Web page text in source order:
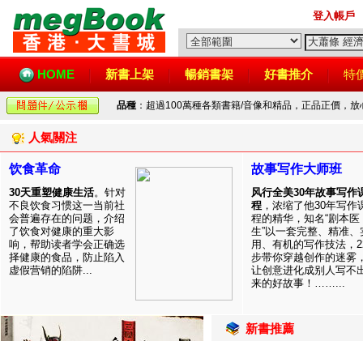
登入帳戶
HOME 新書上架 暢銷書架 好書推介 特
品種 ：超過100萬種各類書籍/音像和精品，正品正價，
人氣關注
饮食革命
30天重塑健康生活。针对
不良饮食习惯这一当前社
会普遍存在的问题，介绍
了饮食对健康的重大影
响，帮助读者学会正确选
择健康的食品，防止陷入
虚假营销的陷阱...
故事写作大师班
风行全美30年故事写作
程 ，浓缩了他30年写作
程的精华，知名“剧本医
生”以一套完整、精准、
用、有机的写作技法，
步带你穿越创作的迷雾
让创意进化成别人写不
来的好故事！……...
新書推薦